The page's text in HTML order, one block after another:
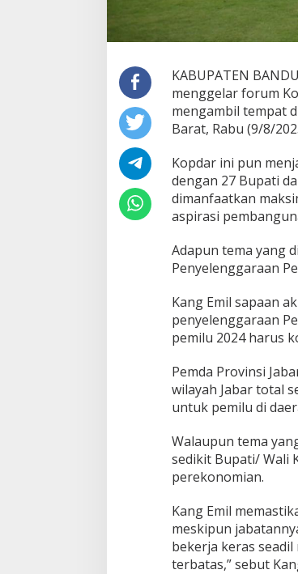
KABUPATEN
menggelar forum
mengambil tempat
Barat, Rabu (9/8/
Kopdar ini pun
dengan 27 Bupati
dimanfaatkan
aspirasi
Adapun tema yang
Penyelenggaraan
Kang Emil sapaan
penyelenggaraan
pemilu 2024 harus
Pemda Provinsi
wilayah Jabar total
untuk pemilu di
Walaupun tema
sedikit Bupati/ Wali
perekonomian.
Kang Emil
meskipun
bekerja keras
terbatas,” sebut